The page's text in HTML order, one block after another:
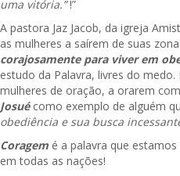
uma vitória.”!”
A pastora Jaz Jacob, da igreja
as mulheres a saírem de suas
corajosamente para viver em
estudo da Palavra, livres do
mulheres de oração, a orarem
Josuécomo exemplo de alguém
obediência e sua busca
Coragem é a palavra que
em todas as nações!